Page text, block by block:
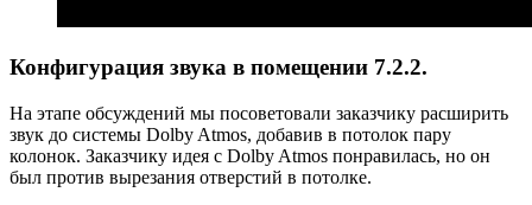
Конфигурация звука в помещении 7.2.2.
На этапе обсуждений мы посоветовали заказчику расширить
звук до системы Dolby Atmos, добавив в потолок пару
колонок. Заказчику идея с Dolby Atmos понравилась, но он
был против вырезания отверстий в потолке.